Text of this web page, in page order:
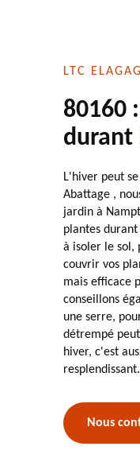
LTC
80160
durant
L'hiver peut
Abattage ,
jardin à
plantes
à isoler le sol,
couvrir vos
mais efficace
conseillons
une serre,
détrempé
hiver, c'est
Nous